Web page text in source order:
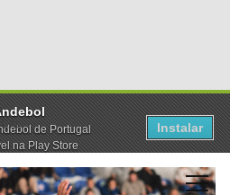
de Portugal
na Play Store
Instalar